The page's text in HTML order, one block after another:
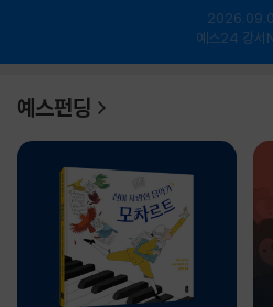
예스24 강서
예스펀딩